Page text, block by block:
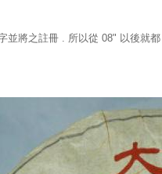
並將之註冊 . 所以從 08" 以後就都